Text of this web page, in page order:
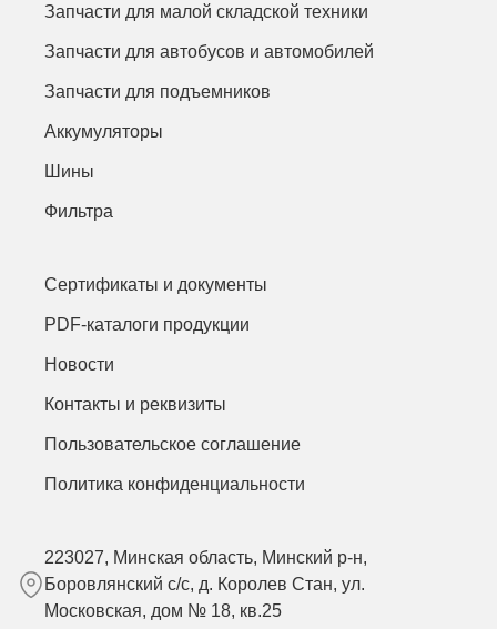
Запчасти для малой складской техники
Запчасти для автобусов и автомобилей
Запчасти для подъемников
Аккумуляторы
Шины
Фильтра
Сертификаты и документы
PDF-каталоги продукции
Новости
Контакты и реквизиты
Пользовательское соглашение
Политика конфиденциальности
223027, Минская область, Минский р-н,
Боровлянский с/с, д. Королев Стан, ул.
Московская, дом № 18, кв.25